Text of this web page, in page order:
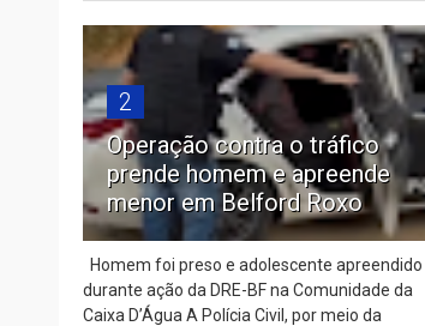
2
Operação contra o tráfico
prende homem e apreende
menor em Belford Roxo
Homem foi preso e adolescente apreendido
durante ação da DRE-BF na Comunidade da
Caixa D’Água A Polícia Civil, por meio da